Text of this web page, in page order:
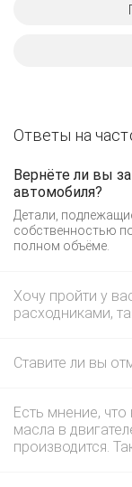
Ответы на
Вернёте ли вы
автомобиля?
Детали,
собственностью
полном объёме.
Хочу пройти у
расходниками,
Ставите ли вы
Есть мнение,
масла в
производится.